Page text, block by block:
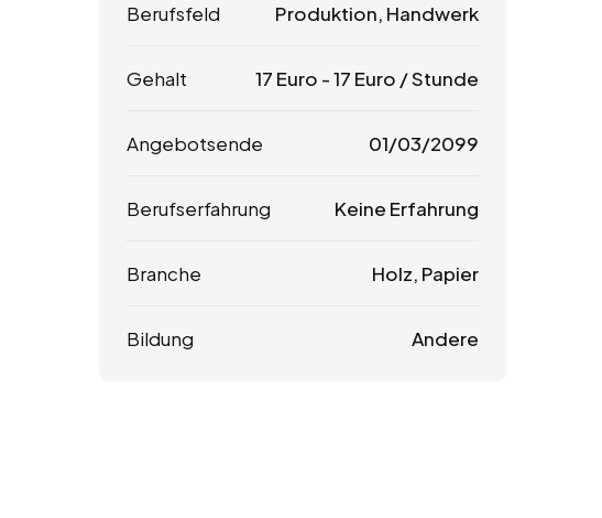
Berufsfeld Produktion, Handwerk
Gehalt 17 Euro -17 Euro / Stunde
Angebotsende 01/03/2099
Berufserfahrung Keine Erfahrung
Branche Holz, Papier
Bildung Andere